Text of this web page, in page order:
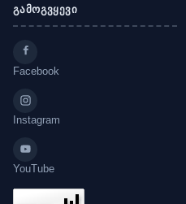
გამოგვყევი
Facebook
Instagram
YouTube